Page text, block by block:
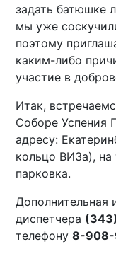
задать батюшке
мы уже
поэтому
каким-либо
участие в
Итак,
Соборе Успения
адресу:
кольцо ВИЗа), на
парковка.
Дополнительная
диспетчера
телефону8-908-